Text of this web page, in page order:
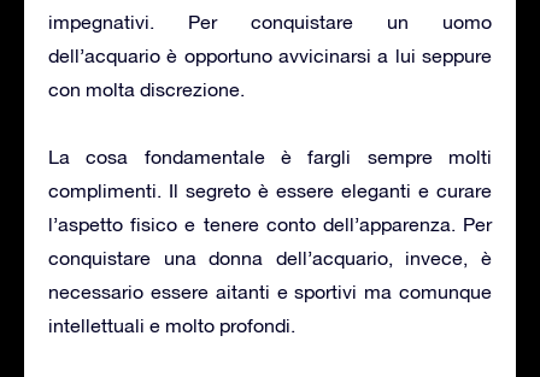
impegnativi. Per conquistare un uomo
dell’acquario è opportuno avvicinarsi a lui seppure
con molta discrezione.
La cosa fondamentale è fargli sempre molti
complimenti. Il segreto è essere eleganti e curare
l’aspetto fisico e tenere conto dell’apparenza. Per
conquistare una donna dell’acquario, invece, è
necessario essere aitanti e sportivi ma comunque
intellettuali e molto profondi.